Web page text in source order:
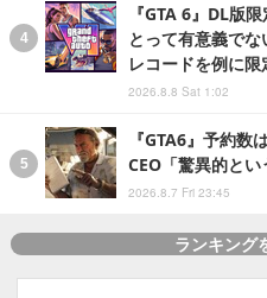
『GTA 6』DL版
とって有意義で
レコードを例に
2026.8.8 Sat 1:02
『GTA6』予約
CEO「驚異的とい
2026.8.7 Fri 23:45
ランキング